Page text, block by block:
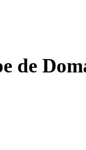
de